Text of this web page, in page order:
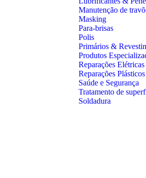
Manutenção de
Masking
Para-brisas
Polis
Primários &
Produtos
Reparações Elétricas
Reparações
Saúde e Segurança
Tratamento de
Soldadura